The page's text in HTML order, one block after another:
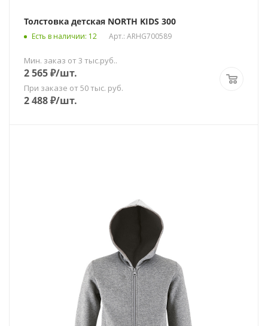
Толстовка детская NORTH KIDS 300
Есть в наличии: 12 Арт.: ARHG700589
Мин. заказ от 3 тыс.руб..
2 565₽/шт.
При заказе от 50 тыс. руб.
2 488₽/шт.